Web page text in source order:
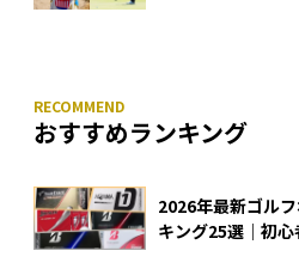
おすすめランキング
2026年最新ゴル
キング25選｜初